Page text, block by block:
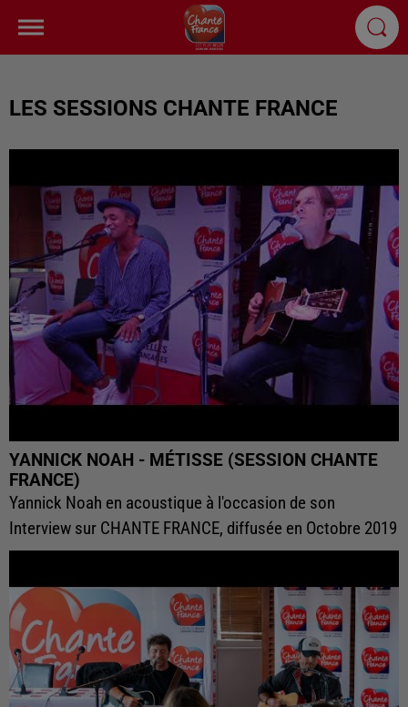
LES SESSIONS CHANTE FRANCE
YANNICK NOAH - MÉTISSE (SESSION CHANTE
FRANCE)
Yannick Noah en acoustique à l'occasion de son
Interview sur CHANTE FRANCE, diffusée en Octobre 2019